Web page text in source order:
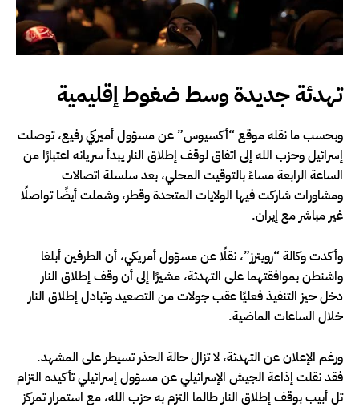
تهدئة جديدة وسط ضغوط إقليمية
وبحسب ما نقله موقع “أكسيوس” عن مسؤول أميركي رفيع، توصلت
إسرائيل وحزب الله إلى اتفاق لوقف إطلاق النار يبدأ سريانه اعتبارًا من
الساعة الرابعة مساءً بالتوقيت المحلي، بعد سلسلة اتصالات
ومشاورات شاركت فيها الولايات المتحدة وقطر، وشملت أيضًا تواصلًا
غير مباشر مع إيران.
وأكدت وكالة “رويترز”، نقلًا عن مسؤول أمريكي، أن الطرفين أبلغا
واشنطن بموافقتهما على التهدئة، مشيرًا إلى أن وقف إطلاق النار
دخل حيز التنفيذ فعليًا عقب جولات من التصعيد وتبادل إطلاق النار
خلال الساعات الماضية.
ورغم الإعلان عن التهدئة، لا تزال حالة الحذر تسيطر على المشهد.
فقد نقلت إذاعة الجيش الإسرائيلي عن مسؤول إسرائيلي تأكيده التزام
تل أبيب بوقف إطلاق النار طالما التزم به حزب الله، مع استمرار تمركز